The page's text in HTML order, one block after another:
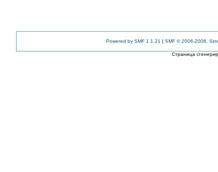
Powered by SMF 1.1.21 | SMF © 2006-2008,
Страница